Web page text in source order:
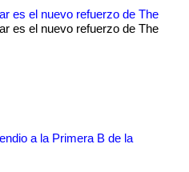
es el nuevo refuerzo de The
es el nuevo refuerzo de The
a la Primera B de la